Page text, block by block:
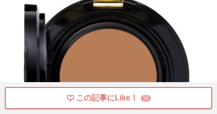
この記事にLike！ 34